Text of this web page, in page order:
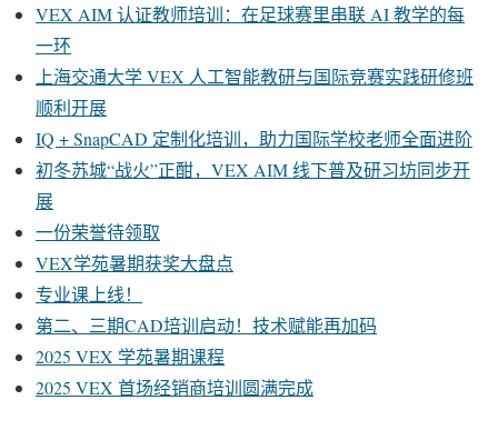
VEX AIM 认证教师培训：在足球赛里串联 AI 教学的每
一环
上海交通大学 VEX 人工智能教研与国际竞赛实践研修班
顺利开展
IQ + SnapCAD 定制化培训，助力国际学校老师全面进阶
初冬苏城“战火”正酣，VEX AIM 线下普及研习坊同步开
展
一份荣誉待领取
VEX学苑暑期获奖大盘点
专业课上线！
第二、三期CAD培训启动！技术赋能再加码
2025 VEX 学苑暑期课程
2025 VEX 首场经销商培训圆满完成